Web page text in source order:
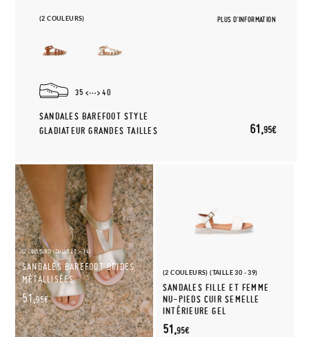
(2 COULEURS) PLUS D'INFORMATION
35 40
SANDALES BAREFOOT STYLE
GLADIATEUR GRANDES TAILLES
61,95€
(2 COULEURS) (TAILLE 20 - 34)
SANDALES BAREFOOT BRIDES
MÉTALLISÉES
51,95€
(2 COULEURS) (TAILLE 30 - 39)
SANDALES FILLE ET FEMME
NU-PIEDS CUIR SEMELLE
INTÉRIEURE GEL
51,95€